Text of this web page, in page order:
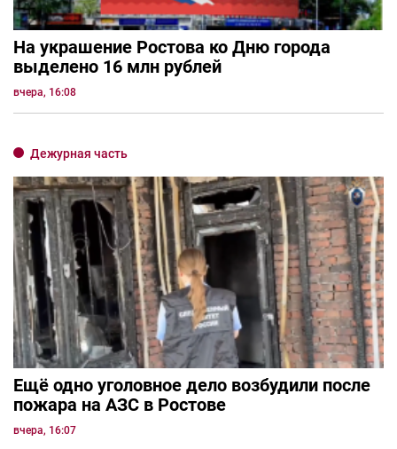
На украшение Ростова ко Дню города
выделено 16 млн рублей
вчера, 16:08
Дежурная часть
Ещё одно уголовное дело возбудили после
пожара на АЗС в Ростове
вчера, 16:07